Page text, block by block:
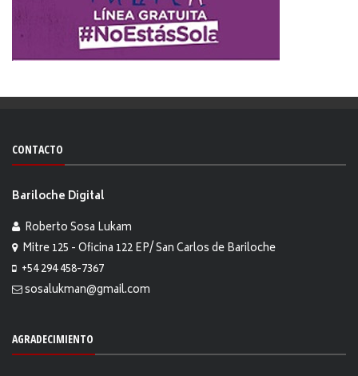
CONTACTO
Bariloche Digital
Roberto Sosa Lukam
Mitre 125 - Oficina 122 EP/ San Carlos de Bariloche
+54 294 458-7367
sosalukman@gmail.com
AGRADECIMIENTO